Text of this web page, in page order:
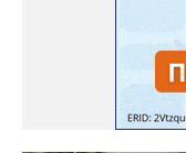
проси и бойся Более
дольше Все были в
Был призван в мир
выше всех
слушаешь, круг —
Ведь Кот не в
в пустоте этой